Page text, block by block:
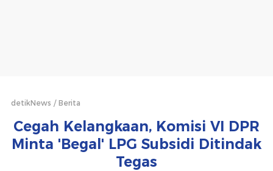
detikNews Berita
Cegah Kelangkaan, Komisi VI DPR
Minta 'Begal' LPG Subsidi Ditindak
Tegas